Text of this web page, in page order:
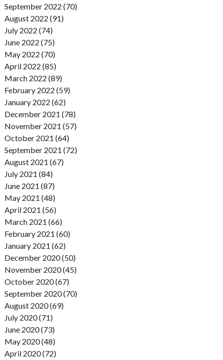
September 2022 (70)
August 2022 (91)
July 2022 (74)
June 2022 (75)
May 2022 (70)
April 2022 (85)
March 2022 (89)
February 2022 (59)
January 2022 (62)
December 2021 (78)
November 2021 (57)
October 2021 (64)
September 2021 (72)
August 2021 (67)
July 2021 (84)
June 2021 (87)
May 2021 (48)
April 2021 (56)
March 2021 (66)
February 2021 (60)
January 2021 (62)
December 2020 (50)
November 2020 (45)
October 2020 (67)
September 2020 (70)
August 2020 (69)
July 2020 (71)
June 2020 (73)
May 2020 (48)
April 2020 (72)